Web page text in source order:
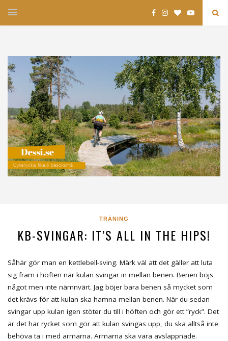
TRÄNING
KB-SVINGAR: IT’S ALL IN THE HIPS!
Såhär gör man en kettlebell-sving. Märk väl att det gäller att luta
sig fram i höften när kulan svingar in mellan benen. Benen böjs
något men inte nämnvärt. Jag böjer bara benen så mycket som
det krävs för att kulan ska hamna mellan benen. När du sedan
svingar upp kulan igen stöter du till i höften och gör ett ”ryck”. Det
är det här rycket som gör att kulan svingas upp, du ska alltså inte
behöva ta i med armarna. Armarna ska vara avslappnade.